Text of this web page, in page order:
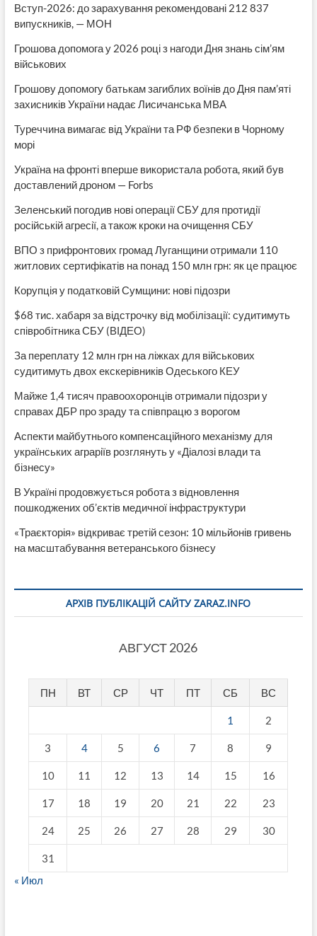
Вступ-2026: до зарахування рекомендовані 212 837
випускників, — МОН
Грошова допомога у 2026 році з нагоди Дня знань сім’ям
військових
Грошову допомогу батькам загиблих воїнів до Дня пам’яті
захисників України надає Лисичанська МВА
Туреччина вимагає від України та РФ безпеки в Чорному
морі
Україна на фронті вперше використала робота, який був
доставлений дроном — Forbs
Зеленський погодив нові операції СБУ для протидії
російській агресії, а також кроки на очищення СБУ
ВПО з прифронтових громад Луганщини отримали 110
житлових сертифікатів на понад 150 млн грн: як це працює
Корупція у податковій Сумщини: нові підозри
$68 тис. хабаря за відстрочку від мобілізації: судитимуть
співробітника СБУ (ВІДЕО)
За переплату 12 млн грн на ліжках для військових
судитимуть двох екскерівників Одеського КЕУ
Майже 1,4 тисяч правоохоронців отримали підозри у
справах ДБР про зраду та співпрацю з ворогом
Аспекти майбутнього компенсаційного механізму для
українських аграріїв розглянуть у «Діалозі влади та
бізнесу»
В Україні продовжується робота з відновлення
пошкоджених об’єктів медичної інфраструктури
«Траєкторія» відкриває третій сезон: 10 мільйонів гривень
на масштабування ветеранського бізнесу
АРХІВ ПУБЛІКАЦІЙ САЙТУ ZARAZ.INFO
АВГУСТ 2026
ПН ВТ СР ЧТ ПТ СБ ВС
1 2
3 4 5 6 7 8 9
10 11 12 13 14 15 16
17 18 19 20 21 22 23
24 25 26 27 28 29 30
31
« Июл